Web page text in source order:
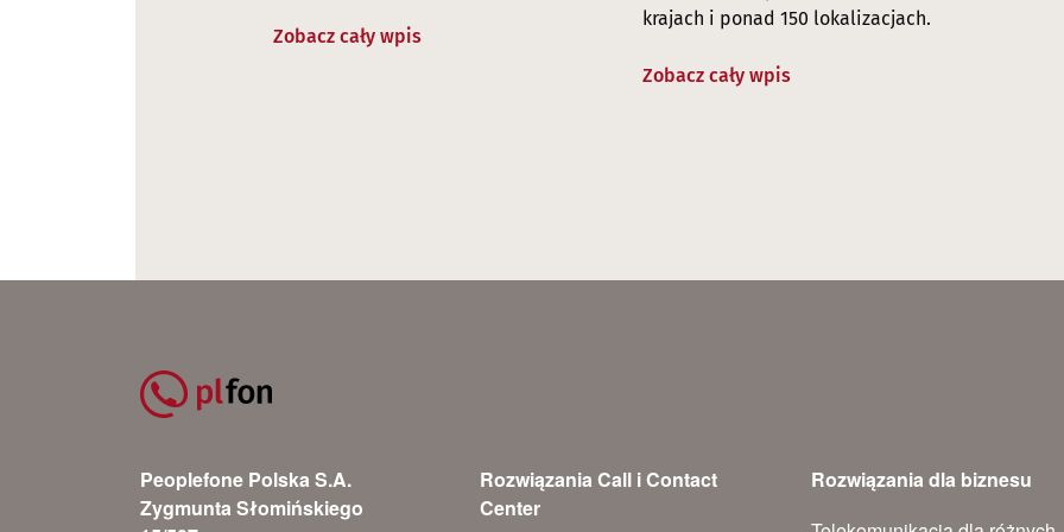
Zobacz cały wpis
krajach i ponad 150 lokalizacjach.
Zobacz cały wpis
Peoplefone Polska S.A.
Zygmunta Słomińskiego
Rozwiązania Call i Contact
Center
Rozwiązania dla biznesu